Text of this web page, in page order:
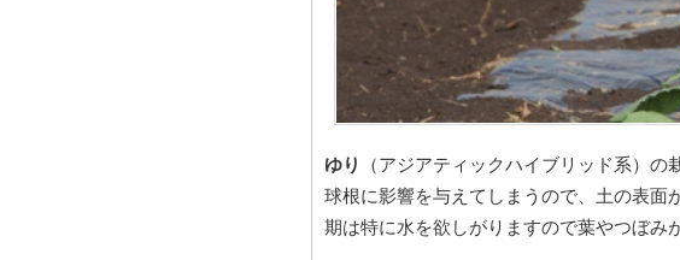
ゆり
（アジアティックハイブリッド系）
球根に影響を与えてしまうので、土の表面
期は特に水を欲しがりますので葉やつぼみ